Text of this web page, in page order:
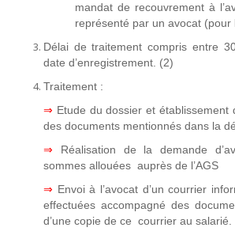
mandat de recouvrement à
représenté par un avocat (pour
Délai de traitement compris entre
date d’enregistrement. (2)
Traitement :
⇒ Etude du dossier et établissement
des documents mentionnés dans la
⇒ Réalisation de la demande
sommes allouées auprès de l’AGS
⇒ Envoi à l’avocat d’un courrier
effectuées accompagné des
d’une copie de ce courrier au salarié.